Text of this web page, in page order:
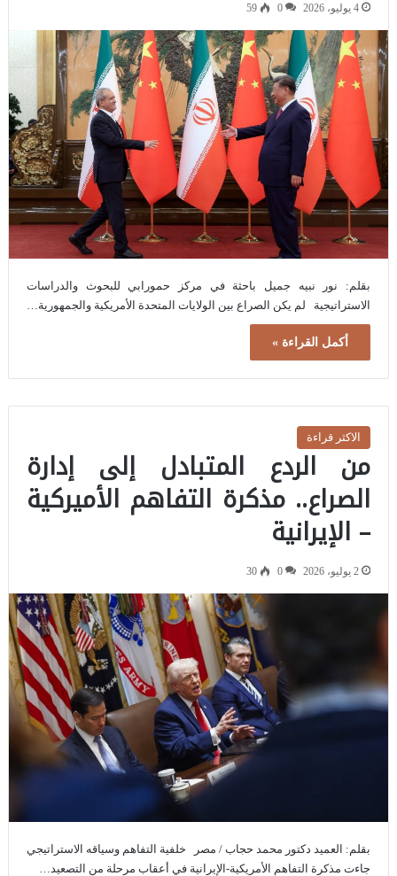
4 يوليو، 2026 0
59
بقلم: نور نبيه جميل باحثة في مركز حمورابي للبحوث والدراسات
الاستراتيجية لم يكن الصراع بين الولايات المتحدة الأمريكية والجمهورية…
أكمل القراءة »
الاكثر قراءة
من الردع المتبادل إلى إدارة
الصراع.. مذكرة التفاهم الأميركية
– الإيرانية
2 يوليو، 2026 0
30
بقلم: العميد دكتور محمد حجاب / مصر خلفية التفاهم وسياقه الاستراتيجي
جاءت مذكرة التفاهم الأمريكية-الإيرانية في أعقاب مرحلة من التصعيد…